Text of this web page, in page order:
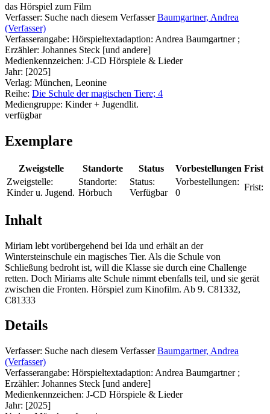
das Hörspiel zum Film
Verfasser: Suche nach diesem Verfasser Baumgartner, Andrea
(Verfasser)
Verfasserangabe: Hörspieltextadaption: Andrea Baumgartner ;
Erzähler: Johannes Steck [und andere]
Medienkennzeichen: J-CD Hörspiele & Lieder
Jahr: [2025]
Verlag: München, Leonine
Reihe: Die Schule der magischen Tiere; 4
Mediengruppe: Kinder + Jugendlit.
verfügbar
Exemplare
Zweigstelle Standorte Status Vorbestellungen Frist
Zweigstelle:
Kinder u. Jugend.
Standorte:
Hörbuch
Status:
Verfügbar
Vorbestellungen:
0
Frist:
Inhalt
Miriam lebt vorübergehend bei Ida und erhält an der
Wintersteinschule ein magisches Tier. Als die Schule von
Schließung bedroht ist, will die Klasse sie durch eine Challenge
retten. Doch Miriams alte Schule nimmt ebenfalls teil, und sie gerät
zwischen die Fronten. Hörspiel zum Kinofilm. Ab 9. C81332,
C81333
Details
Verfasser: Suche nach diesem Verfasser Baumgartner, Andrea
(Verfasser)
Verfasserangabe: Hörspieltextadaption: Andrea Baumgartner ;
Erzähler: Johannes Steck [und andere]
Medienkennzeichen: J-CD Hörspiele & Lieder
Jahr: [2025]